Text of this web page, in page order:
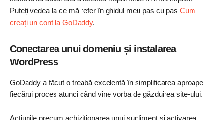
Puteți vedea la ce mă refer în ghidul meu pas cu pas Cum
creați un cont la GoDaddy.
Conectarea unui domeniu și instalarea
WordPress
GoDaddy a făcut o treabă excelentă în simplificarea aproape
fiecărui proces atunci când vine vorba de găzduirea site-ului.
Acțiunile precum achiziționarea unui supliment și activarea